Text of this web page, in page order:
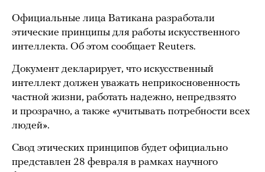
Официальные лица Ватикана разработали
этические принципы для работы искусственного
интеллекта. Об этом сообщает Reuters.
Документ декларирует, что искусственный
интеллект должен уважать неприкосновенность
частной жизни, работать надежно, непредвзято
и прозрачно, а также «учитывать потребности всех
людей».
Свод этических принципов будет официально
представлен 28 февраля в рамках научного